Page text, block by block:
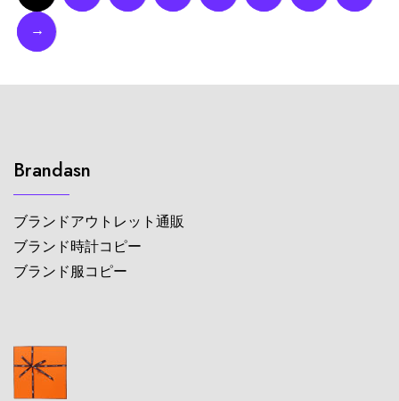
→
Brandasn
ブランドアウトレット通販
ブランド時計コピー
ブランド服コピー